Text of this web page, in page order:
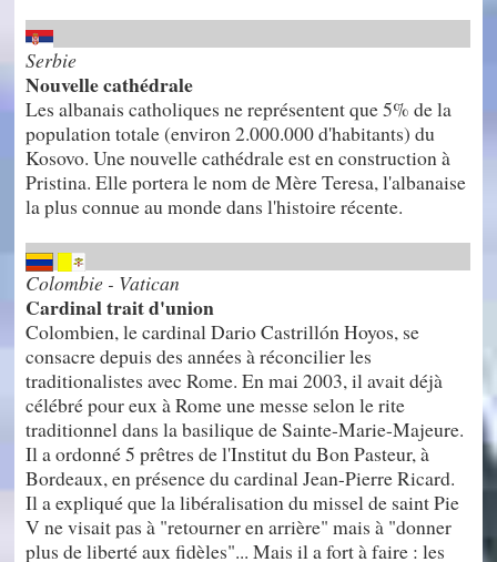
Serbie
Nouvelle cathédrale
Les albanais catholiques ne représentent que 5% de la
population totale (environ 2.000.000 d'habitants) du
Kosovo. Une nouvelle cathédrale est en construction à
Pristina. Elle portera le nom de Mère Teresa, l'albanaise
la plus connue au monde dans l'histoire récente.
Colombie - Vatican
Cardinal trait d'union
Colombien, le cardinal Dario Castrillón Hoyos, se
consacre depuis des années à réconcilier les
traditionalistes avec Rome. En mai 2003, il avait déjà
célébré pour eux à Rome une messe selon le rite
traditionnel dans la basilique de Sainte-Marie-Majeure.
Il a ordonné 5 prêtres de l'Institut du Bon Pasteur, à
Bordeaux, en présence du cardinal Jean-Pierre Ricard.
Il a expliqué que la libéralisation du missel de saint Pie
V ne visait pas à "retourner en arrière" mais à "donner
plus de liberté aux fidèles"... Mais il a fort à faire : les